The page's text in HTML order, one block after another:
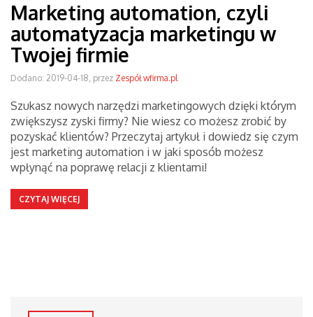
Marketing automation, czyli
automatyzacja marketingu w
Twojej firmie
Dodano: 2019-04-18, przez Zespół wfirma.pl
Szukasz nowych narzędzi marketingowych dzięki którym
zwiększysz zyski firmy? Nie wiesz co możesz zrobić by
pozyskać klientów? Przeczytaj artykuł i dowiedz się czym
jest marketing automation i w jaki sposób możesz
wpłynąć na poprawę relacji z klientami!
CZYTAJ WIĘCEJ